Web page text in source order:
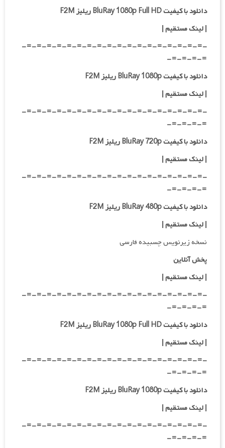
دانلود با کیفیت BluRay 1080p Full HD ریلیز F2M
|لینک مستقیم|
-=-=-=-=-=-=-=-=-=-=-=-=-=-=-=-=-=-=-
=-=-=-=-
دانلود با کیفیت BluRay 1080p ریلیز F2M
|لینک مستقیم|
-=-=-=-=-=-=-=-=-=-=-=-=-=-=-=-=-=-=-
=-=-=-=-
دانلود با کیفیت BluRay 720p ریلیز F2M
| لینک مستقیم|
-=-=-=-=-=-=-=-=-=-=-=-=-=-=-=-=-=-=-
=-=-=-=-
دانلود با کیفیت BluRay 480p ریلیز F2M
| لینک مستقیم|
نسخه زیرنویس چسبیده فارسی
پخش آنلاین
| لینک مستقیم|
-=-=-=-=-=-=-=-=-=-=-=-=-=-=-=-=-=-=-
=-=-=-=-
دانلود با کیفیت BluRay 1080p Full HD ریلیز F2M
|لینک مستقیم|
-=-=-=-=-=-=-=-=-=-=-=-=-=-=-=-=-=-=-
=-=-=-=-
دانلود با کیفیت BluRay 1080p ریلیز F2M
|لینک مستقیم|
-=-=-=-=-=-=-=-=-=-=-=-=-=-=-=-=-=-=-
=-=-=-=-